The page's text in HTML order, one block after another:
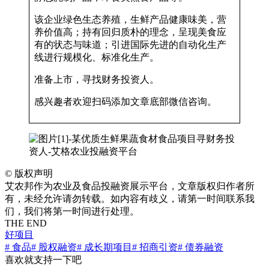
该企业绿色生态养殖，生鲜产品健康味美，营
养价值高；持有回归质朴的理念，呈现美食应
有的状态与味道；引进国际先进的自动化生产
线进行规模化、标准化生产。
准备上市，寻找财务投资人。
感兴趣者欢迎扫码添加文章底部微信咨询。
© 版权声明
艾农邦作为农业及食品投融资展示平台，文章版权归作者所
有，未经允许请勿转载。如内容有歧义，请第一时间联系我
们，我们将第一时间进行处理。
THE END
好项目
# 食品# 股权融资# 成长期项目 # 招商引资# 债券融资
喜欢就支持一下吧